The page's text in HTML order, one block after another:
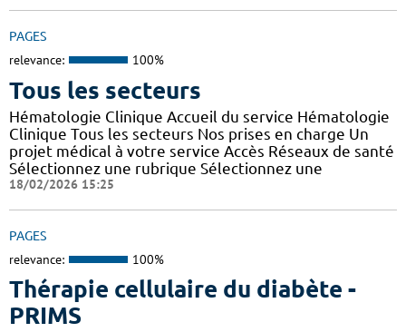
PAGES
relevance: 100%
Tous les secteurs
Hématologie Clinique Accueil du service Hématologie
Clinique Tous les secteurs Nos prises en charge Un
projet médical à votre service Accès Réseaux de santé
Sélectionnez une rubrique Sélectionnez une
18/02/2026 15:25
PAGES
relevance: 100%
Thérapie cellulaire du diabète -
PRIMS